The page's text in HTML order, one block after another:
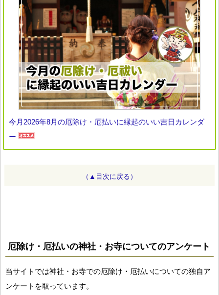
今月2026年8月の厄除け・厄払いに縁起のいい吉日カレンダ
ー
（▲目次に戻る）
厄除け・厄払いの神社・お寺についてのアンケート
当サイトでは神社・お寺での厄除け・厄払いについての独自ア
ンケートを取っています。